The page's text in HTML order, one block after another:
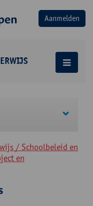
/ Schoolbeleid en
en